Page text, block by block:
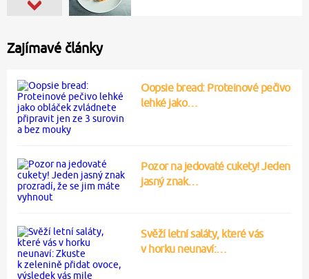
Zajímavé články
Oopsie bread: Proteinové pečivo
lehké jako…
Pozor na jedovaté cukety! Jeden
jasný znak…
Svěží letní saláty, které vás
v horku neunaví:…